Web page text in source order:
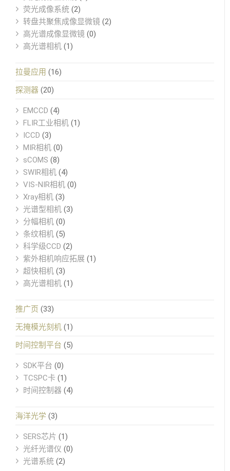
荧光成像系统 (2)
转盘共聚焦成像显微镜 (2)
高光谱成像显微镜 (0)
高光谱相机 (1)
拉曼应用 (16)
探测器 (20)
EMCCD (4)
FLIR工业相机 (1)
ICCD (3)
MIR相机 (0)
sCOMS (8)
SWIR相机 (4)
VIS-NIR相机 (0)
Xray相机 (3)
光谱型相机 (3)
分幅相机 (0)
条纹相机 (5)
科学级CCD (2)
紫外相机响应拓展 (1)
超快相机 (3)
高光谱相机 (1)
推广页 (33)
无掩模光刻机 (1)
时间控制平台 (5)
SDK平台 (0)
TCSPC卡 (1)
时间控制器 (4)
海洋光学 (3)
SERS芯片 (1)
光纤光谱仪 (0)
光谱系统 (2)